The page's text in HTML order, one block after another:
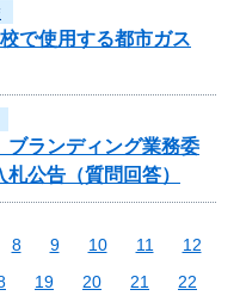
で使用する都市ガス
ブランディング業務委
公告（質問回答）
8 9 10 11
12
19 20 21
22